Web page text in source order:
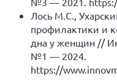
Лось М.С.,
профилактики и
дна у женщин //
№1 — 2024.
https://